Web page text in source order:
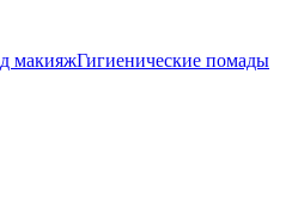
макияжГигиенические помады